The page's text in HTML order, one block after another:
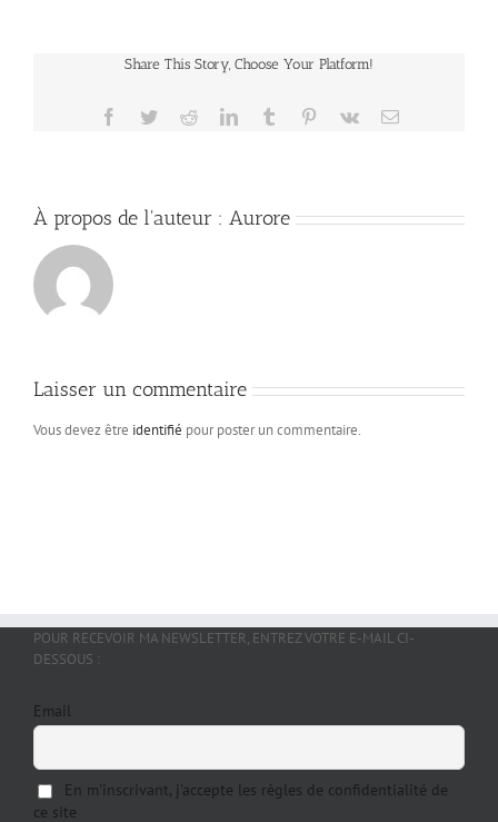
Share This Story, Choose Your Platform!
Facebook
TwitterRedditLinkedInTumblr Pinterest
Vk Email
À propos de l'auteur : Aurore
Laisser un commentaire
Vous devez être identifié pour poster un commentaire.
POUR RECEVOIR MA NEWSLETTER, ENTREZ VOTRE E-MAIL CI-
DESSOUS :
Email
En m'inscrivant, j'accepte les règles de confidentialité de
ce site